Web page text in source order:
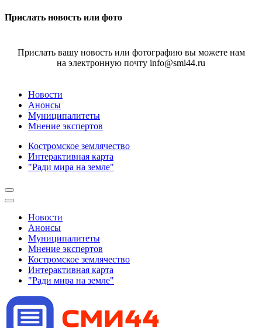
Прислать новость или фото
Прислать вашу новость или фотографию вы можете нам
на электронную почту info@smi44.ru
Новости
Анонсы
Муниципалитеты
Мнение экспертов
Костромское землячество
Интерактивная карта
"Ради мира на земле"
Новости
Анонсы
Муниципалитеты
Мнение экспертов
Костромское землячество
Интерактивная карта
"Ради мира на земле"